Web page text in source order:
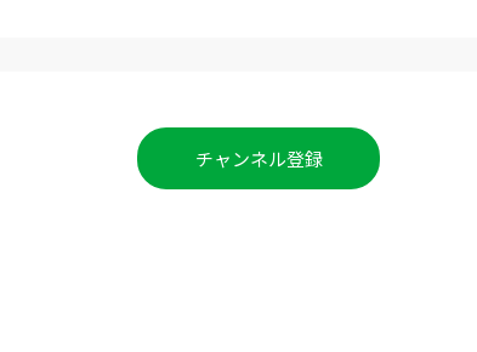
と多種多様な猫ちゃん達
ぎ、ねこじゃらし、雨の
チャンネル登録